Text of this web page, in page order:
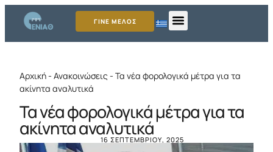
ΓΙΝΕ ΜΕΛΟΣ
Αρχική- Ανακοινώσεις - Τα νέα φορολογικά μέτρα για τα
ακίνητα αναλυτικά
Τα νέα φορολογικά μέτρα για τα
ακίνητα αναλυτικά
16 ΣΕΠΤΕΜΒΡΊΟΥ, 2025